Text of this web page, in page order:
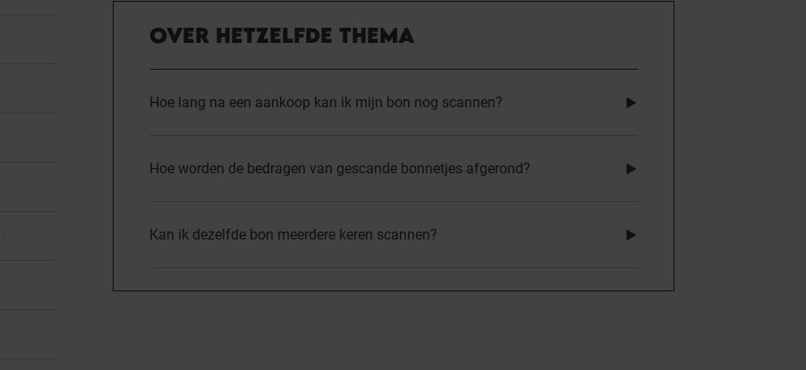
OVER HETZELFDE THEMA
Hoe lang na een aankoop kan ik mijn bon nog scannen?
Hoe worden de bedragen van gescande bonnetjes afgerond?
Kan ik dezelfde bon meerdere keren scannen?